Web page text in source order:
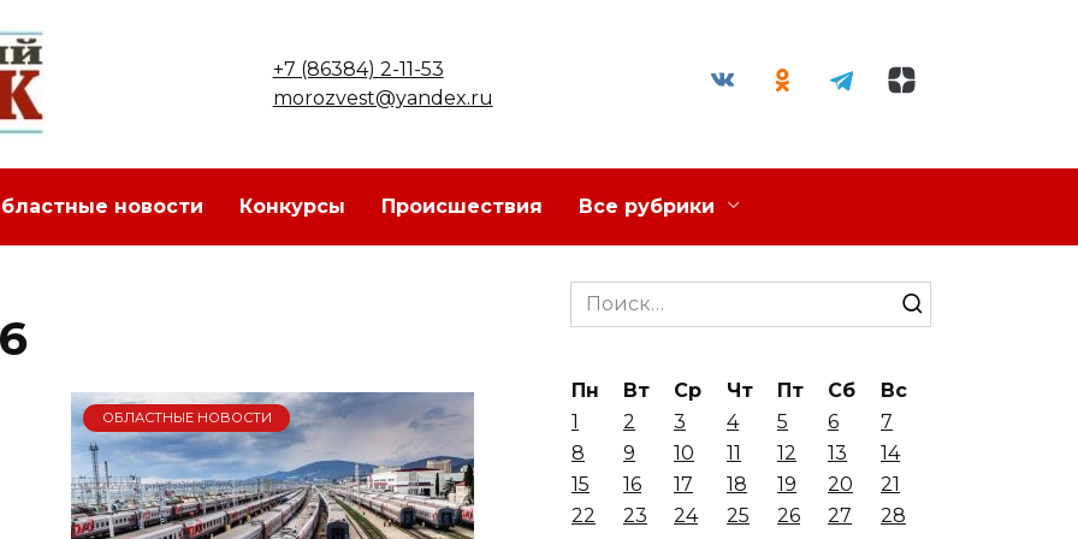
+7 (86384) 2-11-53
morozvest@yandex.ru
новости Конкурсы Происшествия Все рубрики
ОБЛАСТНЫЕ НОВОСТИ
Search
for:
Пн Вт Ср Чт Пт Сб
Вс
1
2 3 4 5 6
7
8
9 10 11 12 13
14
15
16 17 18 19 20
21
22
23 24 25 26 27
28